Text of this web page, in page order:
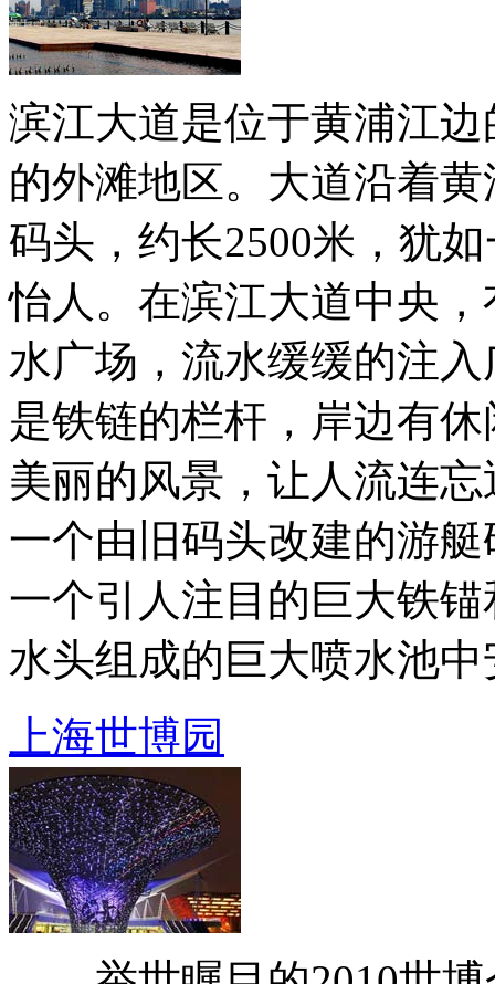
滨江大道是位于黄浦江
的外滩地区。大道沿着
码头，约长2500米，犹
怡人。在滨江大道中央
水广场，流水缓缓的注
是铁链的栏杆，岸边有
美丽的风景，让人流连
一个由旧码头改建的游
一个引人注目的巨大铁
水头组成的巨大喷水池
上海世博园